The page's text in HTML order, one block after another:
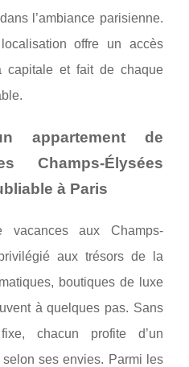
l’ambiance parisienne.
offre un accès
capitale et fait de chaque
appartement de
Champs-Élysées
à Paris
vacances aux Champs-
aux trésors de la
boutiques de luxe
à quelques pas. Sans
chacun profite d’un
ses envies. Parmi les